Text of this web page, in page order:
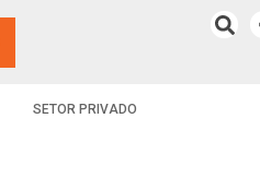
SETOR PRIVADO